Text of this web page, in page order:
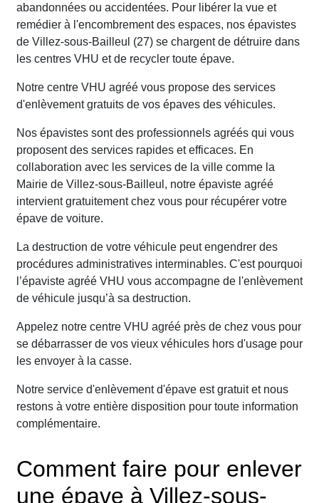
abandonnées ou accidentées. Pour libérer la vue et
remédier à l'encombrement des espaces, nos épavistes
de Villez-sous-Bailleul (27) se chargent de détruire dans
les centres VHU et de recycler toute épave.
Notre centre VHU agréé vous propose des services
d'enlèvement gratuits de vos épaves des véhicules.
Nos épavistes sont des professionnels agréés qui vous
proposent des services rapides et efficaces. En
collaboration avec les services de la ville comme la
Mairie de Villez-sous-Bailleul, notre épaviste agréé
intervient gratuitement chez vous pour récupérer votre
épave de voiture.
La destruction de votre véhicule peut engendrer des
procédures administratives interminables. C'est pourquoi
l’épaviste agréé VHU vous accompagne de l'enlèvement
de véhicule jusqu’à sa destruction.
Appelez notre centre VHU agréé près de chez vous pour
se débarrasser de vos vieux véhicules hors d'usage pour
les envoyer à la casse.
Notre service d'enlèvement d'épave est gratuit et nous
restons à votre entière disposition pour toute information
complémentaire.
Comment faire pour enlever
une épave à Villez-sous-